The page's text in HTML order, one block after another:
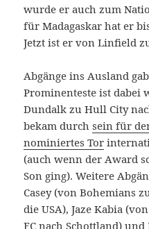
wurde er auch zum
für Madagaskar hat er
Jetzt ist er von Linfield
Abgänge ins Ausland
Prominenteste ist dabei
Dundalk zu Hull City
bekam durchsein für
nominiertes Tor
(auch wenn der Award
Son ging). Weitere
Casey (von Bohemians
die USA), Jaze Kabia
FC nach Schottland)